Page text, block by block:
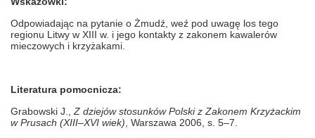
Odpowiadając na pytanie o Żmudź, weź pod uwagę los tego
regionu Litwy w XIII w. i jego kontakty z zakonem kawalerów
mieczowych i krzyżakami.
Literatura pomocnicza:
Grabowski J., Z dziejów stosunków Polski z Zakonem Krzyżackim
w Prusach (XIII–XVI wiek), Warszawa 2006, s. 5–7.